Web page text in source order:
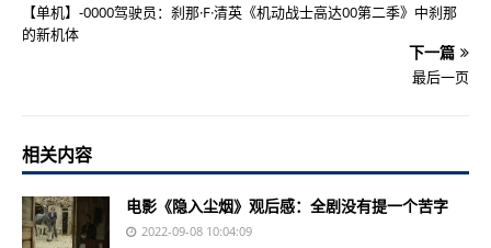
【单机】-0000驾驶员：刹那·F·清英《机动战士高达00第二季》中刹那
的新机体
下一篇
最后一页
相关内容
电影《隐入尘烟》观后感：全剧没有提一个苦字
2022-09-08 10:04:09